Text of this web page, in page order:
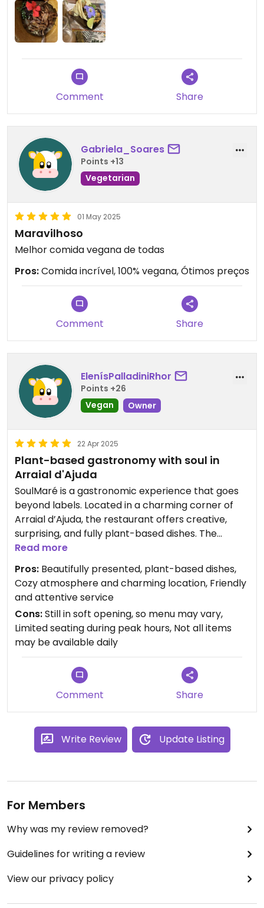
Comment Share
Gabriela_Soares
Points +13
Vegetarian
01 May 2025
Maravilhoso
Melhor comida vegana de todas
Pros:Comida incrível, 100% vegana, Ótimos preços
Comment Share
ElenísPalladiniRhor
Points +26
Vegan
Owner
22 Apr 2025
Plant-based gastronomy with soul in
Arraial d'Ajuda
SoulMaré is a gastronomic experience that goes
beyond labels. Located in a charming corner of
Arraial d’Ajuda, the restaurant offers creative,
surprising, and fully plant-based dishes. The
presentation is beautiful, the flavors are bold, and
the ingredient combinations show deep care and
expertise.
The place is still in its soft opening phase, but the
service is already warm and attentive, and the
atmosphere is cozy and inviting. A must-visit for
those looking for something fresh and delicious —
vegan or not. It’s more than food: it’s an invitation
to eat with all your senses.
Read more
Pros: Beautifully presented, plant-based dishes,
Cozy atmosphere and charming location, Friendly
and attentive service
Cons:Still in soft opening, so menu may vary,
Limited seating during peak hours, Not all items
may be available daily
Comment Share
Write Review Update Listing
For Members
Why was my review removed?
Guidelines for writing a review
View our privacy policy